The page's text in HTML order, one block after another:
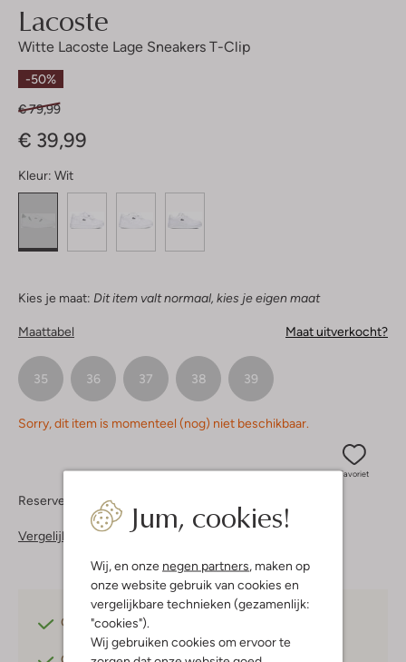
Jum, cookies!
Wij, en onze negen partners , maken op
onze website gebruik van cookies en
vergelijkbare technieken (gezamenlijk:
"cookies").
Wij gebruiken cookies om ervoor te
Lacoste
Witte Lacoste Lage Sneakers T-Clip
-50%
€ 79,99
€ 39,99
Kleur: Wit
Kies je maat: Dit item valt normaal, kies je eigen maat
Maattabel Maat uitverkocht?
35 36 37 38 39
Sorry, dit item is momenteel (nog) niet beschikbaar.
Favoriet
Reserveer direct in een van onze 37 boutiques
Vergelijkbare items
Gratis verzending